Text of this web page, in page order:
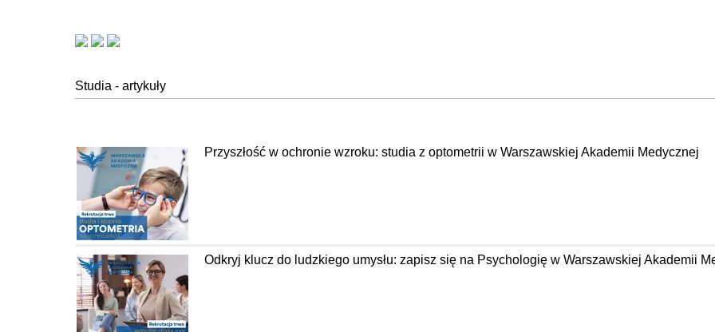
Studia - artykuły
Przyszłość w ochronie wzroku: studia z optometrii w Warszawskiej Akademii Medycznej
Odkryj klucz do ludzkiego umysłu: zapisz się na Psychologię w Warszawskiej Akademii